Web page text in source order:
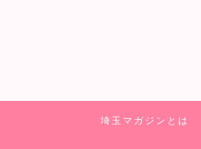
埼玉マガジンとは